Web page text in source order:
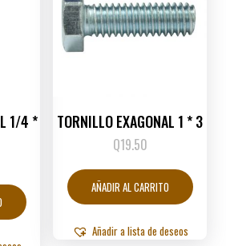
1/4 * TORNILLO EXAGONAL 1 * 3
Q19.50
AÑADIR AL CARRITO
Añadir a lista de deseos